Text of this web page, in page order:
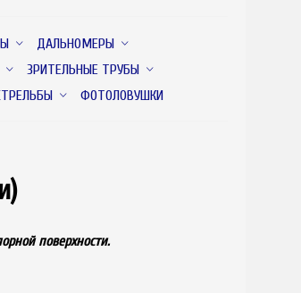
ДАЛЬНОМЕРЫ
ЗРИТЕЛЬНЫЕ ТРУБЫ
ФОТОЛОВУШКИ
поверхности.